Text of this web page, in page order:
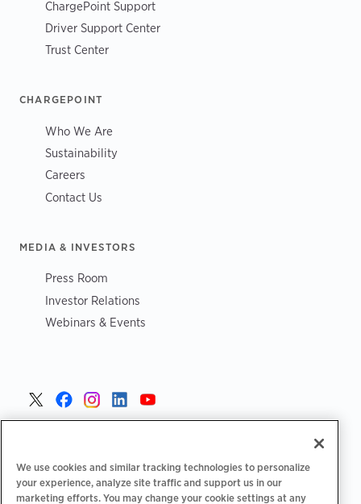
ChargePoint Support
Driver Support Center
Trust Center
CHARGEPOINT
Who We Are
Sustainability
Careers
Contact Us
MEDIA & INVESTORS
Press Room
Investor Relations
Webinars & Events
We use cookies and similar tracking technologies to personalize
your experience, analyze site traffic and support us in our
marketing efforts. You may change your cookie settings at any